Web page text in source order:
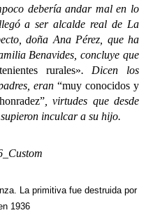
debería andar mal en lo
a ser alcalde real de La
doña Ana Pérez, que ha
Benavides, concluye que
rurales». Dicen los
eran “muy conocidos y
, virtudes que desde
inculcar a su hijo.
La primitiva fue destruida por
1936